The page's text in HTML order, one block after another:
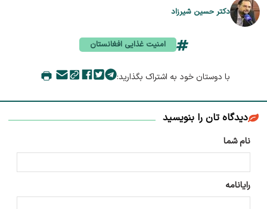
دکتر حسین شیرزاد
امنیت غذایی افغانستان
با دوستان خود به اشتراک بگذارید:
دیدگاه تان را بنویسید
نام شما
رایانامه